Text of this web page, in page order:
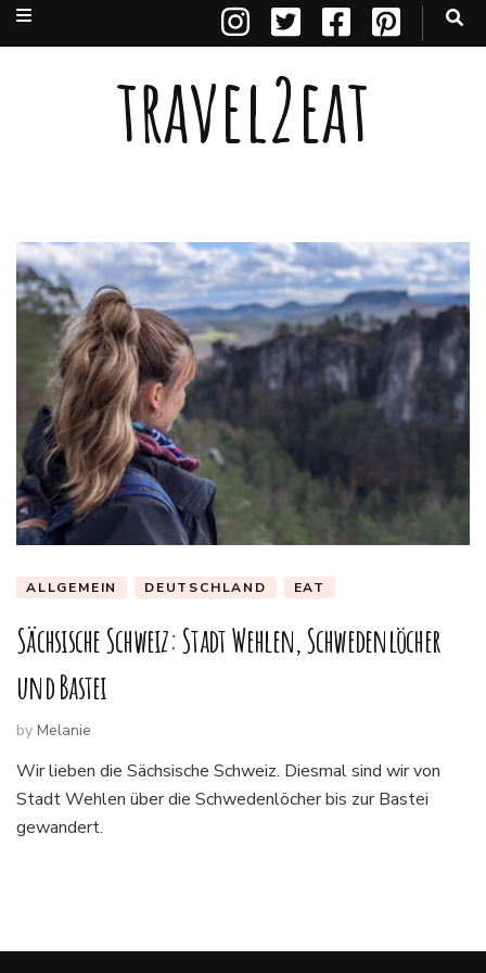
travel2eat
ALLGEMEIN DEUTSCHLAND EAT
Sächsische Schweiz: Stadt Wehlen, Schwedenlöcher
und Bastei
by Melanie
Wir lieben die Sächsische Schweiz. Diesmal sind wir von
Stadt Wehlen über die Schwedenlöcher bis zur Bastei
gewandert.